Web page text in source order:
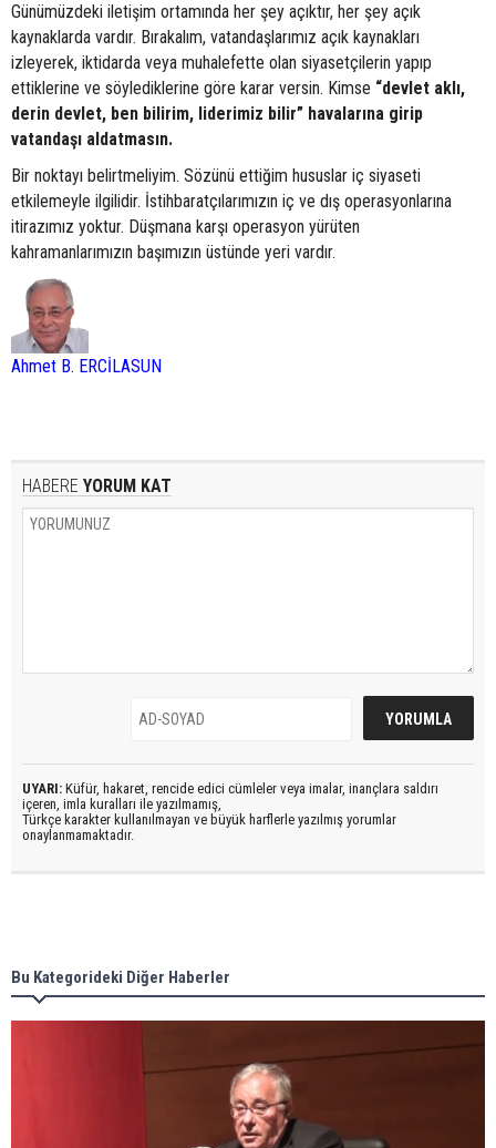
Günümüzdeki iletişim ortamında her şey açıktır, her şey açık
kaynaklarda vardır. Bırakalım, vatandaşlarımız açık kaynakları
izleyerek, iktidarda veya muhalefette olan siyasetçilerin yapıp
ettiklerine ve söylediklerine göre karar versin. Kimse “devlet aklı,
derin devlet, ben bilirim, liderimiz bilir” havalarına girip
vatandaşı aldatmasın.
Bir noktayı belirtmeliyim. Sözünü ettiğim hususlar iç siyaseti
etkilemeyle ilgilidir. İstihbaratçılarımızın iç ve dış operasyonlarına
itirazımız yoktur. Düşmana karşı operasyon yürüten
kahramanlarımızın başımızın üstünde yeri vardır.
Ahmet B. ERCİLASUN
HABERE YORUM KAT
UYARI: Küfür, hakaret, rencide edici cümleler veya imalar, inançlara saldırı
içeren, imla kuralları ile yazılmamış,
Türkçe karakter kullanılmayan ve büyük harflerle yazılmış yorumlar
onaylanmamaktadır.
Bu Kategorideki Diğer Haberler